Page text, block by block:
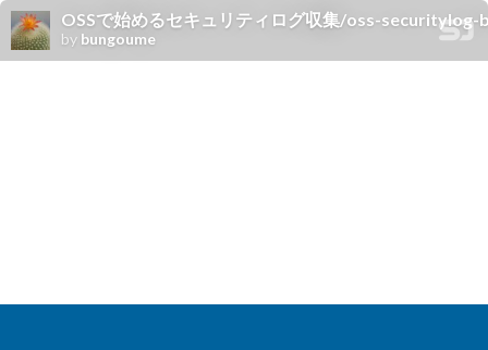
OSSで始めるセキュリティログ収集/oss-
by bungoume